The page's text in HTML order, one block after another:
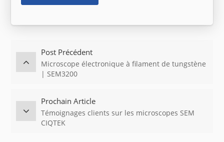
Post Précédent
Microscope électronique à filament de tungstène
| SEM3200
Prochain Article
Témoignages clients sur les microscopes SEM
CIQTEK